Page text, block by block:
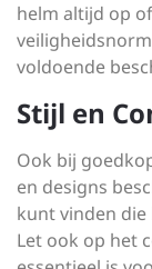
helm altijd op
voldoende
Stijl en
Ook bij
en designs
kunt vinden
Let ook op het